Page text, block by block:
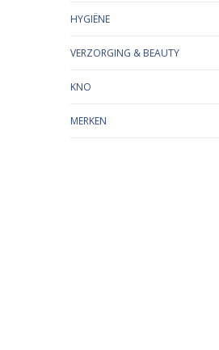
HYGIËNE
VERZORGING & BEAUTY
KNO
MERKEN